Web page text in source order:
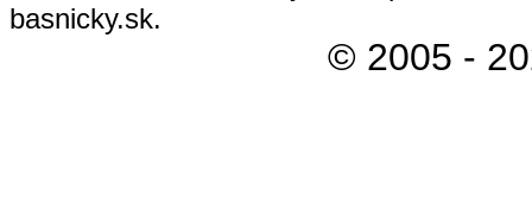
basnicky.sk.
© 2005 -